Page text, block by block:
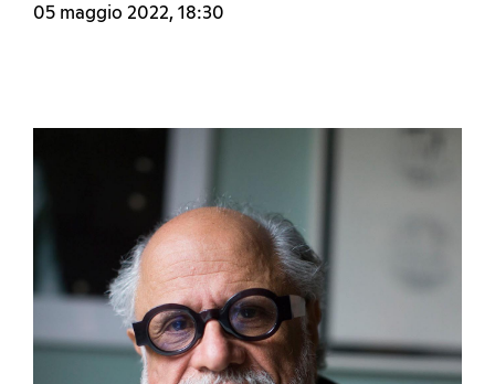
05 maggio 2022, 18:30